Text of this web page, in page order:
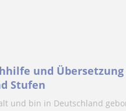
und
Stufen
und bin in Deutschland